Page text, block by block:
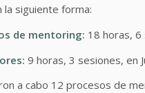
siguiente forma:
de mentoring: 18 horas,
9 horas, 3 sesiones, en
a cabo 12 procesos de